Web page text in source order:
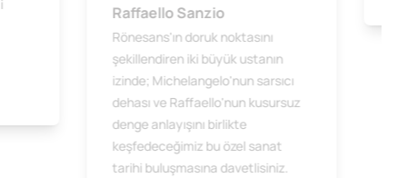
Raffaello Sanzio
Rönesans'ın doruk noktasını
şekillendiren iki büyük ustanın
izinde; Michelangelo'nun sarsıcı
dehası ve Raffaello'nun kusursuz
denge anlayışını birlikte
keşfedeceğimiz bu özel sanat
tarihi buluşmasına davetlisiniz.